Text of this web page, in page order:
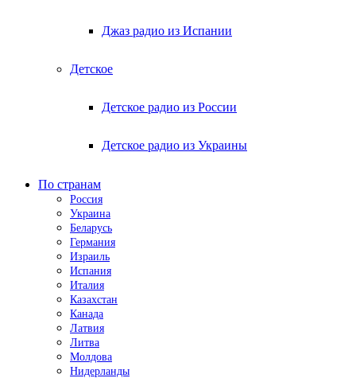
Джаз радио из Испании
Детское
Детское радио из России
Детское радио из Украины
По странам
Россия
Украина
Беларусь
Германия
Израиль
Испания
Италия
Казахстан
Канада
Латвия
Литва
Молдова
Нидерланды